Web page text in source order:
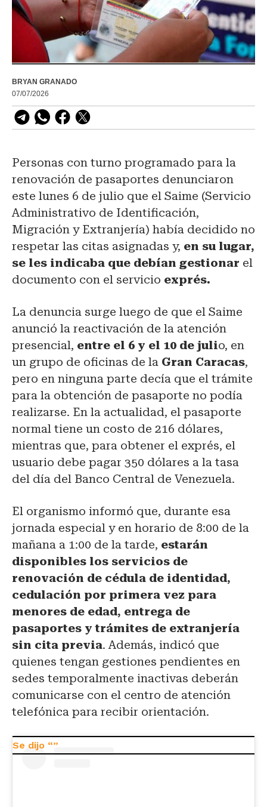
BRYAN GRANADO
07/07/2026
Personas con turno programado para la
renovación de pasaportes denunciaron
este lunes 6 de julio que el Saime (Servicio
Administrativo de Identificación,
Migración y Extranjería) había decidido no
respetar las citas asignadas y, en su lugar,
se les indicaba que debían gestionar el
documento con el servicio exprés.
La denuncia surge luego de que el Saime
anunció la reactivación de la atención
presencial, entre el 6 y el 10 de julio, en
un grupo de oficinas de la Gran Caracas,
pero en ninguna parte decía que el trámite
para la obtención de pasaporte no podía
realizarse. En la actualidad, el pasaporte
normal tiene un costo de 216 dólares,
mientras que, para obtener el exprés, el
usuario debe pagar 350 dólares a la tasa
del día del Banco Central de Venezuela.
El organismo informó que, durante esa
jornada especial y en horario de 8:00 de la
mañana a 1:00 de la tarde, estarán
disponibles los servicios de
renovación de cédula de identidad,
cedulación por primera vez para
menores de edad, entrega de
pasaportes y trámites de extranjería
sin cita previa. Además, indicó que
quienes tengan gestiones pendientes en
sedes temporalmente inactivas deberán
comunicarse con el centro de atención
telefónica para recibir orientación.